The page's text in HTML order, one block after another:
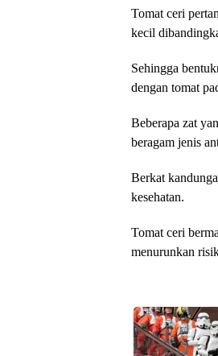
Tomat ceri
kecil
Sehingga
dengan tomat
Beberapa zat
beragam jenis
Berkat
kesehatan.
Tomat ceri
menurunkan